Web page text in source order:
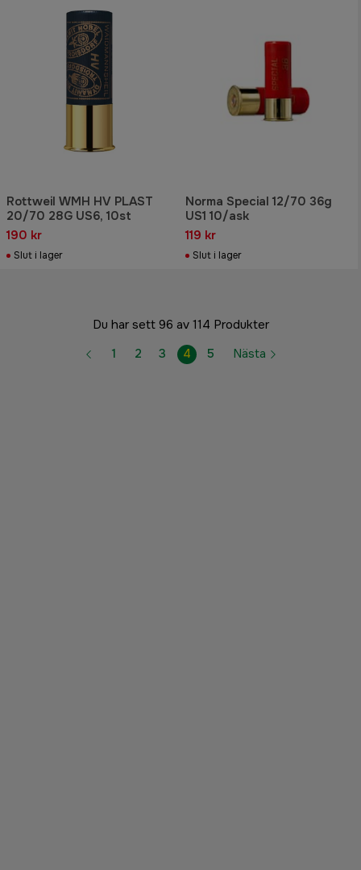
Rottweil WMH HV PLAST
20/70 28G US6, 10st
190 kr
Slut i lager
Norma Special 12/70 36g
US1 10/ask
119 kr
Slut i lager
Du har sett 96 av 114 Produkter
1
2 3 4 5 Nästa